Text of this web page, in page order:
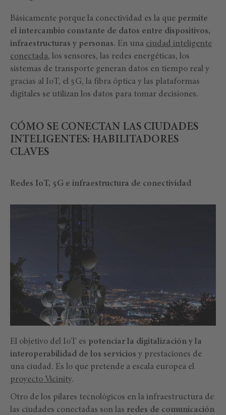
Básicamente porque la conectividad es la que permite
el intercambio constante de datos entre dispositivos,
infraestructuras y personas. En una ciudad inteligente
conectada, los sensores, las redes energéticas, los
sistemas de transporte generan datos en tiempo real y
gracias al IoT, el 5G, la fibra óptica y las plataformas
digitales se utilizan los datos para tomar decisiones.
CÓMO SE CONECTAN LAS CIUDADES
INTELIGENTES: HABILITADORES
CLAVES
Redes IoT, 5G e infraestructura de conectividad
El objetivo del IoT es potenciar la digitalización y la
interoperabilidad de los servicios y prestaciones de
una ciudad. Es lo que pretende a escala europea el
proyecto Vicinity.
Otro de los pilares tecnológicos en la infraestructura de
las ciudades conectadas son las redes de comunicación